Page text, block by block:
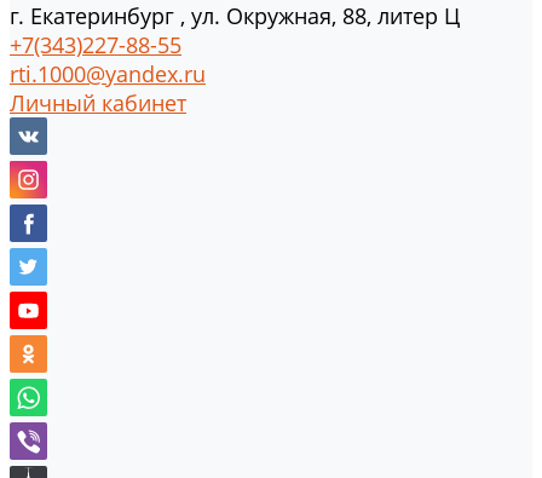
г. Екатеринбург , ул. Окружная, 88, литер Ц
+7(343)227-88-55
rti.1000@yandex.ru
Личный кабинет